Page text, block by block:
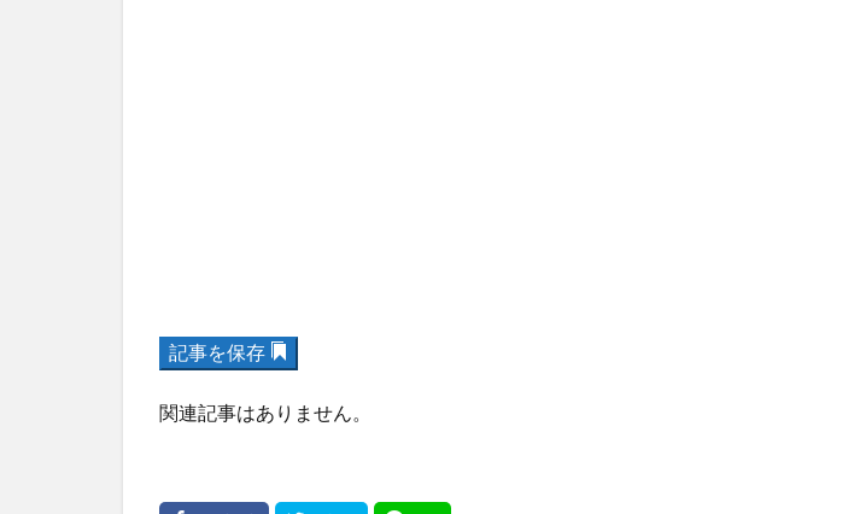
記事を保存
関連記事はありません。